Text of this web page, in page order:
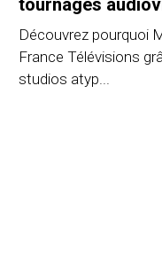
tournages
Découvrez pourquoi
France Télévisions
studios atyp...